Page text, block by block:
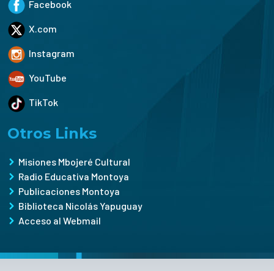
Facebook
X.com
Instagram
YouTube
TikTok
Otros Links
Misiones Mbojeré Cultural
Radio Educativa Montoya
Publicaciones Montoya
Biblioteca Nicolás Yapuguay
Acceso al Webmail